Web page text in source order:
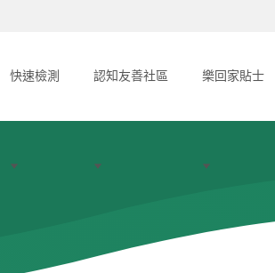
快速檢測 認知友善社區 樂回家貼士